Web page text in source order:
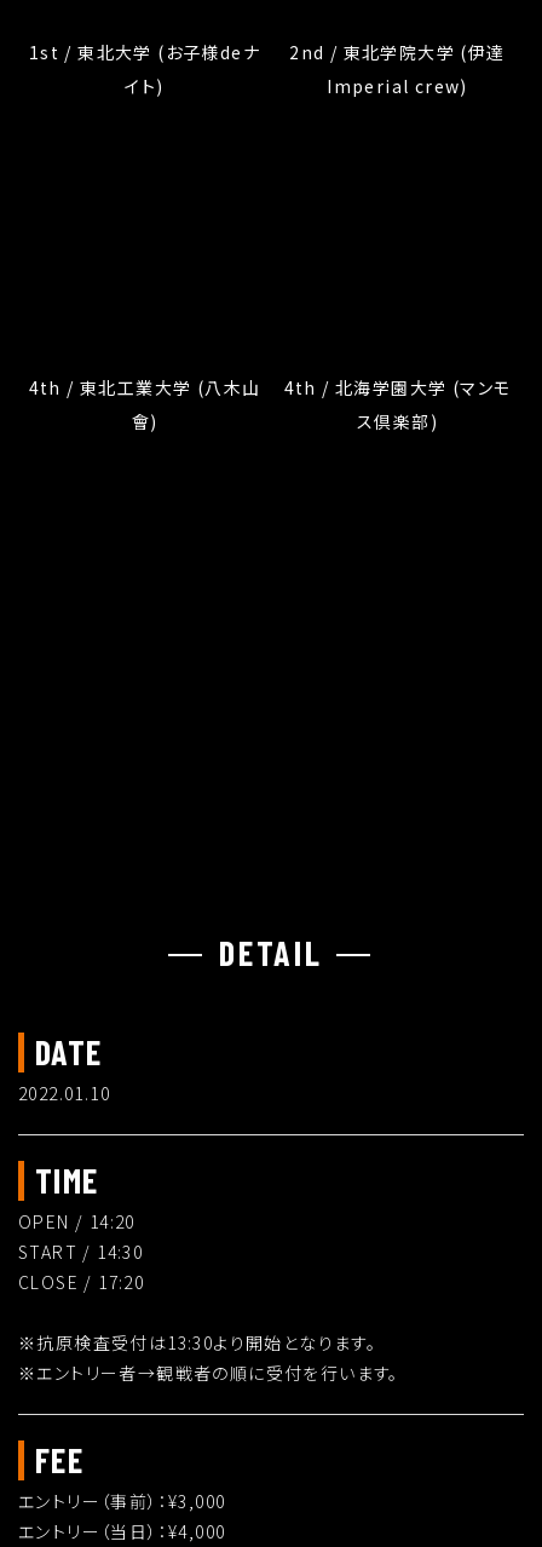
1st / 東北大学 (お子様deナ
イト)
2nd / 東北学院大学 (伊達
Imperial crew)
4th / 東北工業大学 (八木山
會)
4th / 北海学園大学 (マンモ
ス倶楽部)
DETAIL
DATE
2022.01.10
TIME
OPEN / 14:20
START / 14:30
CLOSE / 17:20
※抗原検査受付は13:30より開始となります。
※エントリー者→観戦者の順に受付を行います。
FEE
エントリー（事前）：¥3,000
エントリー（当日）：¥4,000